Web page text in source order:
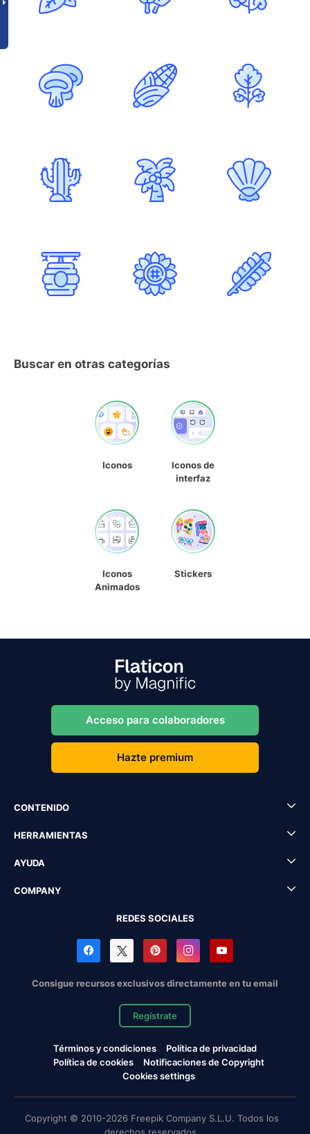
Buscar en otras categorías
Iconos
Iconos de
interfaz
Iconos
Animados
Stickers
Acceso para colaboradores
Hazte premium
CONTENIDO
HERRAMIENTAS
AYUDA
COMPANY
REDES SOCIALES
Consigue recursos exclusivos directamente en tu email
Regístrate
Términos y condiciones
Política de privacidad
Política de cookies
Notificaciones de Copyright
Cookies settings
Copyright © 2010-2026 Freepik Company S.L.U. Todos los